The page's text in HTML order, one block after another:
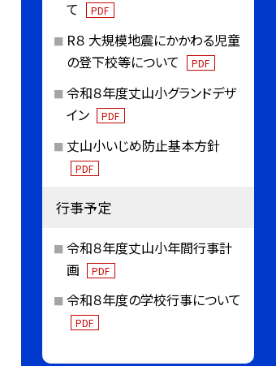
て
PDF
R８ 大規模地震にかかわる児童
の登下校等について
PDF
令和８年度丈山小グランドデザ
イン
PDF
丈山小いじめ防止基本方針
PDF
行事予定
令和８年度丈山小年間行事計
画
PDF
令和８年度の学校行事について
PDF